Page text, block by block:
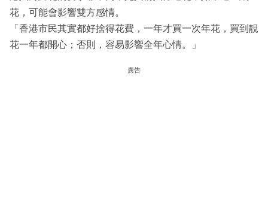
花，可能會影響雙方感情。
「香港市民其實都好捨得花費，一年才買一次年花，買到靚
花一年都開心；否則，容易影響全年心情。」
廣告